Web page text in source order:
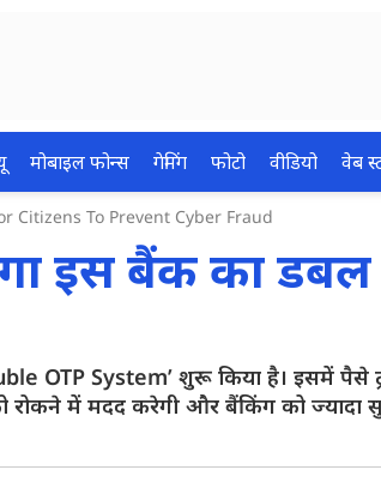
मोबाइल फोन्स गेमिंग फोटो वीडियो वेब
Citizens To Prevent Cyber Fraud
इस बैंक का डबल
OTP System’ शुरू किया है। इसमें पैसे
रोकने में मदद करेगी और बैंकिंग को ज्यादा